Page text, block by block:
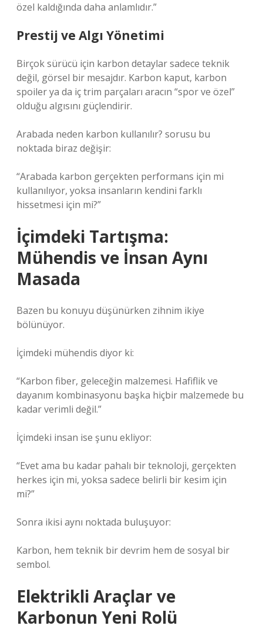
özel kaldığında daha anlamlıdır.”
Prestij ve Algı Yönetimi
Birçok sürücü için karbon detaylar sadece teknik
değil, görsel bir mesajdır. Karbon kaput, karbon
spoiler ya da iç trim parçaları aracın “spor ve özel”
olduğu algısını güçlendirir.
Arabada neden karbon kullanılır? sorusu bu
noktada biraz değişir:
“Arabada karbon gerçekten performans için mi
kullanılıyor, yoksa insanların kendini farklı
hissetmesi için mi?”
İçimdeki Tartışma:
Mühendis ve İnsan Aynı
Masada
Bazen bu konuyu düşünürken zihnim ikiye
bölünüyor.
İçimdeki mühendis diyor ki:
“Karbon fiber, geleceğin malzemesi. Hafiflik ve
dayanım kombinasyonu başka hiçbir malzemede bu
kadar verimli değil.”
İçimdeki insan ise şunu ekliyor:
“Evet ama bu kadar pahalı bir teknoloji, gerçekten
herkes için mi, yoksa sadece belirli bir kesim için
mi?”
Sonra ikisi aynı noktada buluşuyor:
Karbon, hem teknik bir devrim hem de sosyal bir
sembol.
Elektrikli Araçlar ve
Karbonun Yeni Rolü